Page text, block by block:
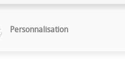
Personnalisation